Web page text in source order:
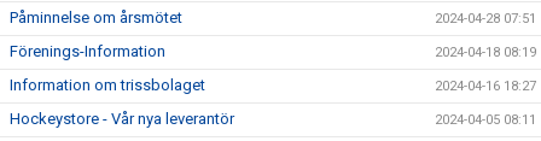
Påminnelse om årsmötet 2024-04-28 07:51
Förenings-Information 2024-04-18 08:19
Information om trissbolaget 2024-04-16 18:27
Hockeystore - Vår nya leverantör 2024-04-05 08:11